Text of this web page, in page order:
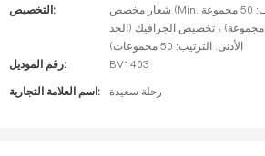
التخصيص:
شعار مخصص (Min. الترتيب: 50 مجموعة) ، تغليف حسب الطلب
(الحد الأدنى. الترتيب: 50 مجموعة) ، تخصيص الجرافيك (الحد
الأدنى. الترتيب: 50 مجموعات)
رقم الموديل:
BV1403
اسم العلامة التجارية: رحلة سعيدة